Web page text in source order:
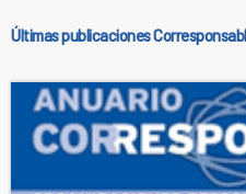
Últimas publicaciones